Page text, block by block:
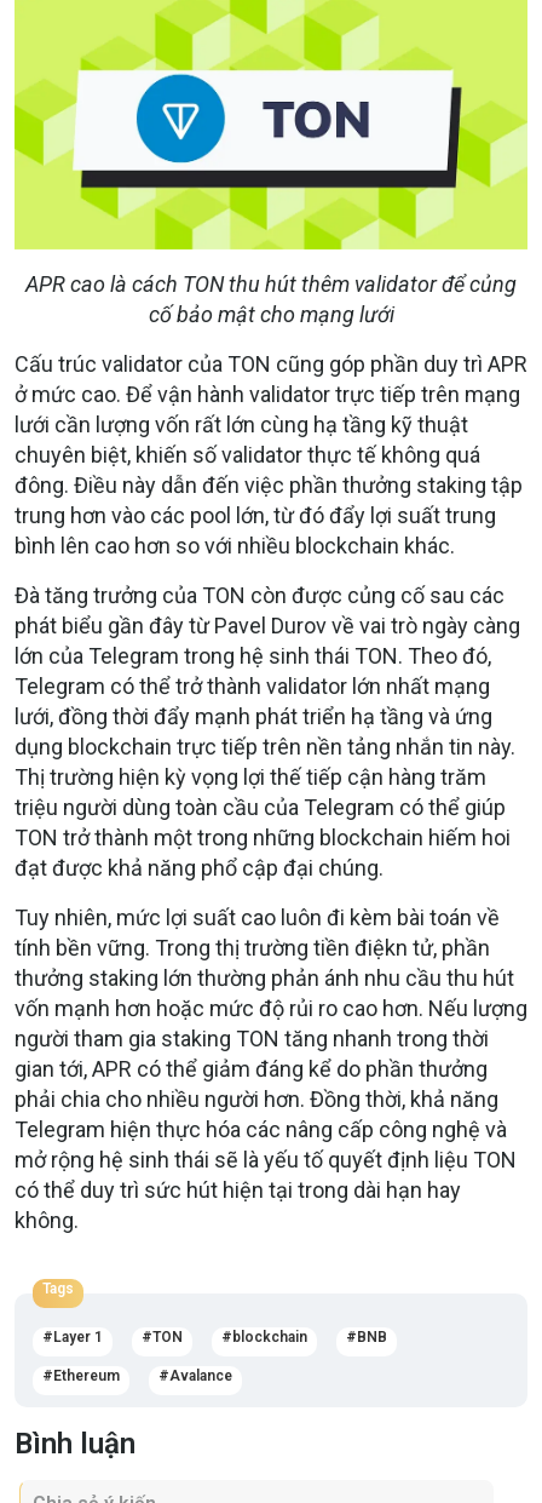
APR cao là cách TON thu hút thêm validator để củng
cố bảo mật cho mạng lưới
Cấu trúc validator của TON cũng góp phần duy trì APR
ở mức cao. Để vận hành validator trực tiếp trên mạng
lưới cần lượng vốn rất lớn cùng hạ tầng kỹ thuật
chuyên biệt, khiến số validator thực tế không quá
đông. Điều này dẫn đến việc phần thưởng staking tập
trung hơn vào các pool lớn, từ đó đẩy lợi suất trung
bình lên cao hơn so với nhiều blockchain khác.
Đà tăng trưởng của TON còn được củng cố sau các
phát biểu gần đây từ Pavel Durov về vai trò ngày càng
lớn của Telegram trong hệ sinh thái TON. Theo đó,
Telegram có thể trở thành validator lớn nhất mạng
lưới, đồng thời đẩy mạnh phát triển hạ tầng và ứng
dụng blockchain trực tiếp trên nền tảng nhắn tin này.
Thị trường hiện kỳ vọng lợi thế tiếp cận hàng trăm
triệu người dùng toàn cầu của Telegram có thể giúp
TON trở thành một trong những blockchain hiếm hoi
đạt được khả năng phổ cập đại chúng.
Tuy nhiên, mức lợi suất cao luôn đi kèm bài toán về
tính bền vững. Trong thị trường tiền điệkn tử, phần
thưởng staking lớn thường phản ánh nhu cầu thu hút
vốn mạnh hơn hoặc mức độ rủi ro cao hơn. Nếu lượng
người tham gia staking TON tăng nhanh trong thời
gian tới, APR có thể giảm đáng kể do phần thưởng
phải chia cho nhiều người hơn. Đồng thời, khả năng
Telegram hiện thực hóa các nâng cấp công nghệ và
mở rộng hệ sinh thái sẽ là yếu tố quyết định liệu TON
có thể duy trì sức hút hiện tại trong dài hạn hay
không.
Tags
Layer 1 TON blockchain BNB
Ethereum Avalance
Bình luận